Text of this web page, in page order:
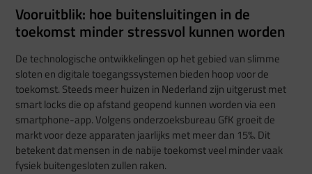
Vooruitblik: hoe buitensluitingen in de
toekomst minder stressvol kunnen worden
De technologische ontwikkelingen op het gebied van slimme
sloten en digitale toegangssystemen bieden hoop voor de
toekomst. Steeds meer huizen in Nederland zijn uitgerust met
smart locks die op afstand geopend kunnen worden via een
smartphone-app. Volgens onderzoeksbureau GfK groeit de
markt voor deze apparaten jaarlijks met meer dan 15%. Dit
betekent dat mensen in de nabije toekomst veel minder vaak
fysiek buitengesloten zullen raken.